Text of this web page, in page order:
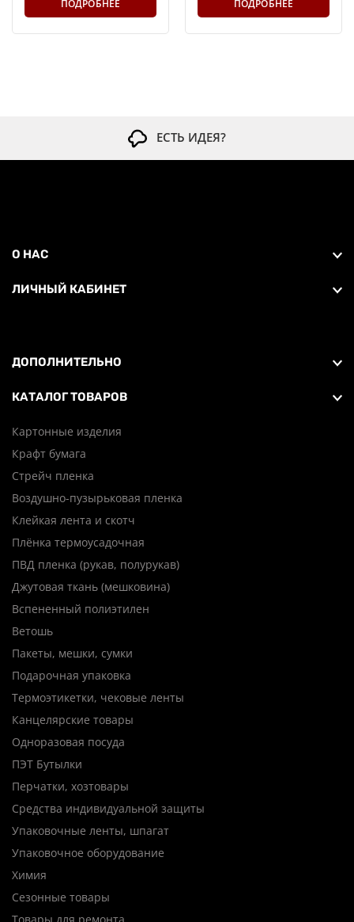
ПОДРОБНЕЕ ПОДРОБНЕЕ
ЕСТЬ ИДЕЯ?
О НАС
ЛИЧНЫЙ КАБИНЕТ
ДОПОЛНИТЕЛЬНО
КАТАЛОГ ТОВАРОВ
Картонные изделия
Крафт бумага
Стрейч пленка
Воздушно-пузырьковая пленка
Клейкая лента и скотч
Плёнка термоусадочная
ПВД пленка (рукав, полурукав)
Джутовая ткань (мешковина)
Вспененный полиэтилен
Ветошь
Пакеты, мешки, сумки
Подарочная упаковка
Термоэтикетки, чековые ленты
Канцелярские товары
Одноразовая посуда
ПЭТ Бутылки
Перчатки, хозтовары
Средства индивидуальной защиты
Упаковочные ленты, шпагат
Упаковочное оборудование
Химия
Сезонные товары